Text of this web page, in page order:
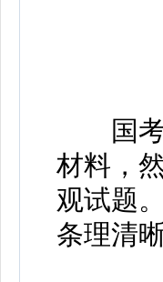
国考
材料，
观试题
条理清晰